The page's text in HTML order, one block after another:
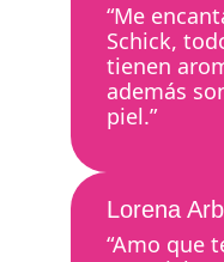
“Me
Schick,
tienen
además
piel.”
Lorena
“Amo que